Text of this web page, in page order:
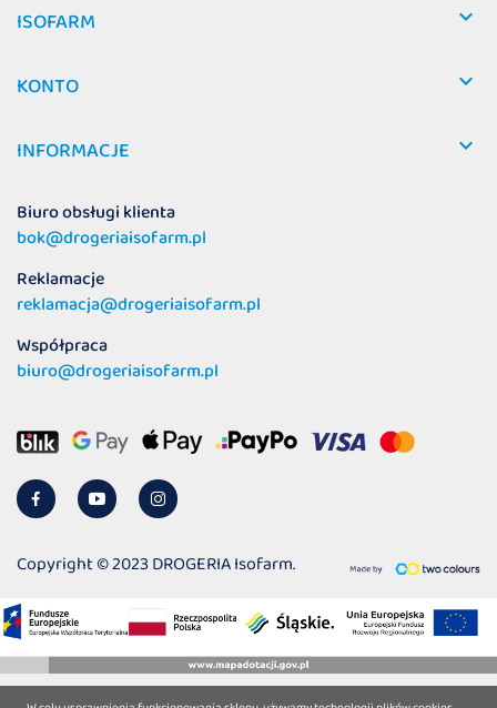
ISOFARM 
KONTO 
INFORMACJE 
Biuro obsługi klienta
bok@drogeriaisofarm.pl
Reklamacje
reklamacja@drogeriaisofarm.pl
Współpraca
biuro@drogeriaisofarm.pl
Copyright © 2023 DROGERIA Isofarm.